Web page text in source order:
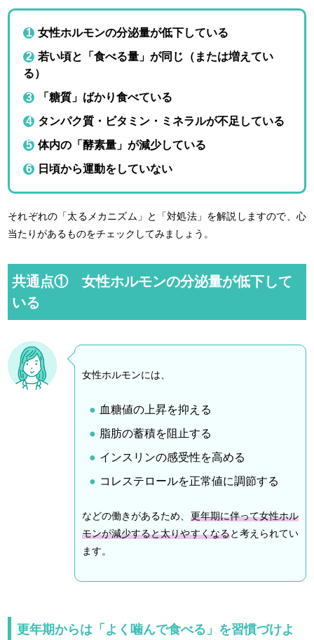
女性ホルモンの分泌量が低下している
若い頃と「食べる量」が同じ（または増えてい
る）
「糖質」ばかり食べている
タンパク質・ビタミン・ミネラルが不足している
体内の「酵素量」が減少している
日頃から運動をしていない
それぞれの「太るメカニズム」と「対処法」を解説しますので、心
当たりがあるものをチェックしてみましょう。
共通点① 女性ホルモンの分泌量が低下して
いる
女性ホルモンには、
血糖値の上昇を抑える
脂肪の蓄積を阻止する
インスリンの感受性を高める
コレステロールを正常値に調節する
などの働きがあるため、 更年期に伴って女性ホル
モンが減少すると太りやすくなると考えられてい
ます。
更年期からは「よく噛んで食べる」を習慣づけよ